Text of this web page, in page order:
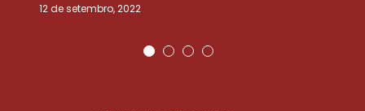
12 de setembro, 2022